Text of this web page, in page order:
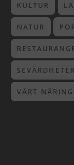
KULTUR
NATUR
SEVÄRDHETER
VÅRT